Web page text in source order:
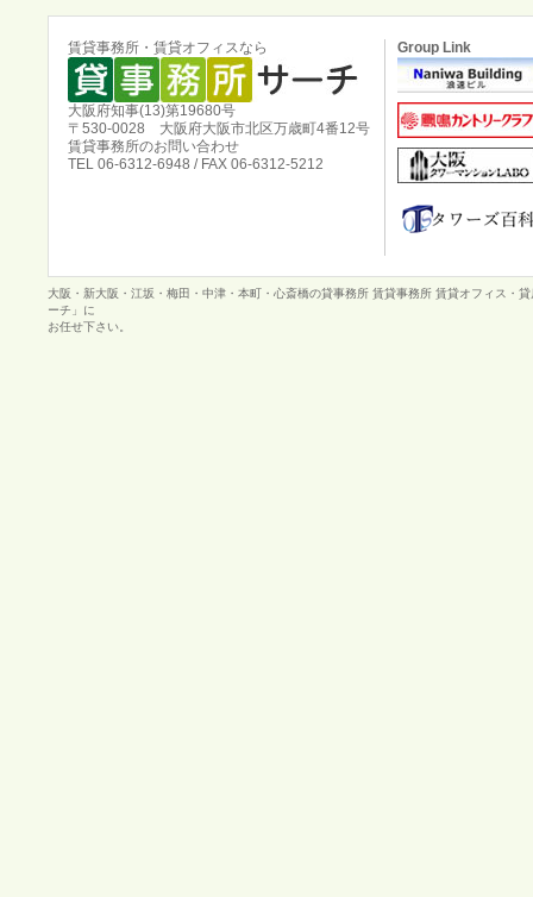
賃貸事務所・賃貸オフィスなら
大阪府知事(13)第19680号
〒530-0028 大阪府大阪市北区万歳町4番12号
賃貸事務所のお問い合わせ
TEL 06-6312-6948 / FAX 06-6312-5212
Group Link
大阪・新大阪・江坂・梅田・中津・本町・心斎橋の貸事務所 賃貸事務所 賃貸オフィス・
ーチ」に
お任せ下さい。